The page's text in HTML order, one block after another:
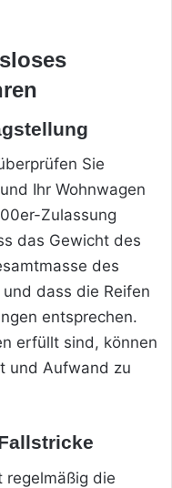
Sie
Ihr Wohnwagen
Zulassung
das Gewicht des
des
dass die Reifen
entsprechen.
erfüllt sind, können
und Aufwand zu
regelmäßig die